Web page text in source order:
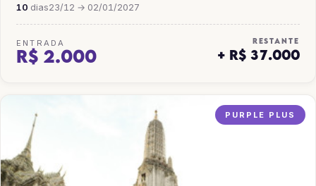
10 dias23/12 → 02/01/2027
ENTRADA
R$ 2.000
RESTANTE
+ R$ 37.000
PURPLE PLUS